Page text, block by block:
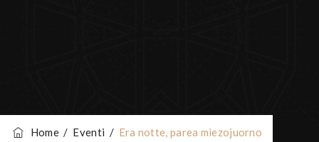
Home/ Eventi / Era notte, parea miezojuorno